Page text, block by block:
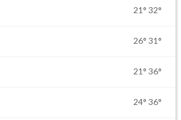
21° 32°
26° 31°
21° 36°
24° 36°